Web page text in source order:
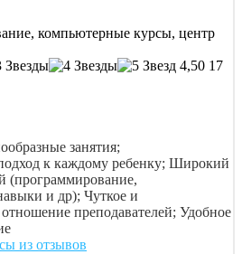
компьютерные курсы, центр
4,50 17
занятия;
к каждому ребенку; Широкий
(программирование,
и др); Чуткое и
преподавателей; Удобное
из отзывов